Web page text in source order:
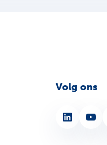
Volg ons
LinkedIn YouTube